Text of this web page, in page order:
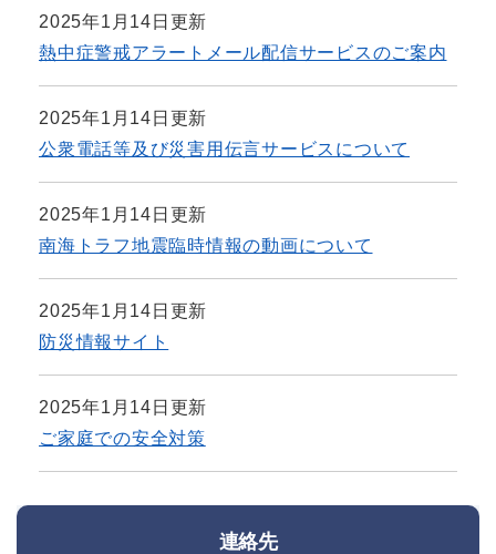
2025年1月14日更新
熱中症警戒アラートメール配信サービスのご案内
2025年1月14日更新
公衆電話等及び災害用伝言サービスについて
2025年1月14日更新
南海トラフ地震臨時情報の動画について
2025年1月14日更新
防災情報サイト
2025年1月14日更新
ご家庭での安全対策
連絡先